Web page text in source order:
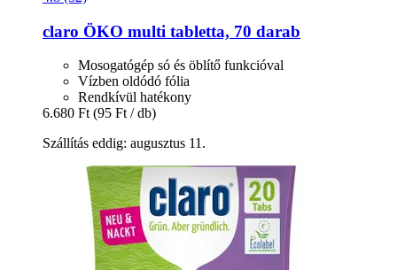
claro ÖKO multi tabletta, 70 darab
Mosogatógép só és öblítő funkcióval
Vízben oldódó fólia
Rendkívül hatékony
6.680 Ft (95 Ft / db)
Szállítás eddig: augusztus 11.